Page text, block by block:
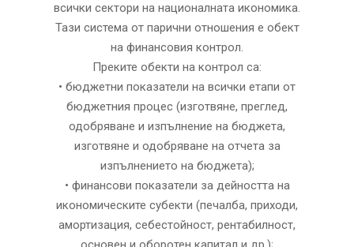
всички сектори на националната икономика.
Тази система от парични отношения е обект
на финансовия контрол.
Преките обекти на контрол са:
• бюджетни показатели на всички етапи от
бюджетния процес (изготвяне, преглед,
одобряване и изпълнение на бюджета,
изготвяне и одобряване на отчета за
изпълнението на бюджета);
• финансови показатели за дейността на
икономическите субекти (печалба, приходи,
амортизация, себестойност, рентабилност,